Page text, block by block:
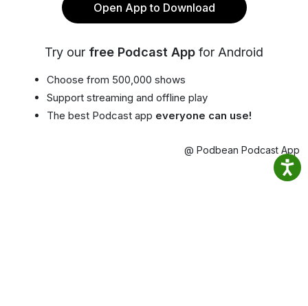
Open App to Download
Try our free Podcast App for Android
Choose from 500,000 shows
Support streaming and offline play
The best Podcast app everyone can use!
@ Podbean Podcast App